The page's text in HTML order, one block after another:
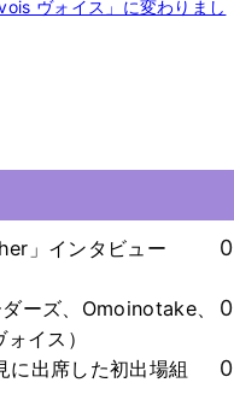
ヴォイス」に変わりまし
」インタビュー
0
ーズ、Omoinotake、
イス）
0
に出席した初出場組
0